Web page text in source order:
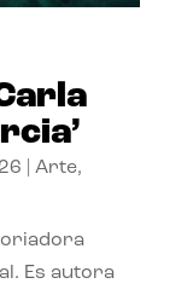
Arte,
Es autora